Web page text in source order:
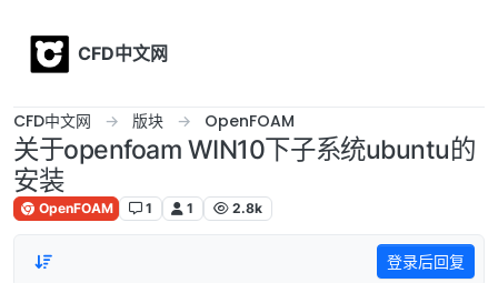
CFD中文网
CFD中文网 版块 OpenFOAM
关于openfoam WIN10下子系统ubuntu的
安装
OpenFOAM 1 1 2.8k
登录后回复